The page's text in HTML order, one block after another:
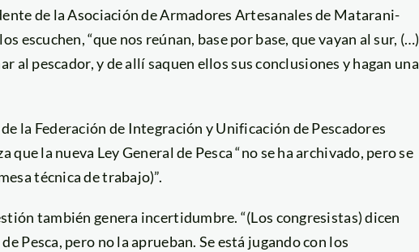
de la Asociación de Armadores Artesanales de Matarani-
escuchen, “que nos reúnan, base por base, que vayan al sur, (…)
al pescador, y de allí saquen ellos sus conclusiones y hagan una
la Federación de Integración y Unificación de Pescadores
la nueva Ley General de Pesca “no se ha archivado, pero se
técnica de trabajo)”.
también genera incertidumbre. “(Los congresistas) dicen
Pesca, pero no la aprueban. Se está jugando con los